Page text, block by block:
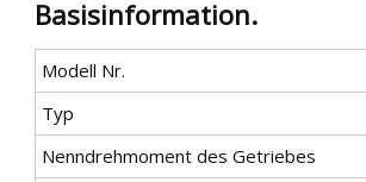
Basisinformation.
Modell Nr.
Typ
Nenndrehmoment des Getriebes